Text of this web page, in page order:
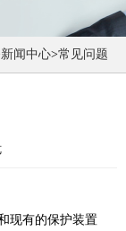
新闻中心>常见问题
现有的保护装置